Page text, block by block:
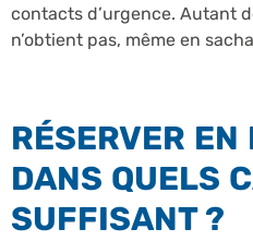
contacts d’urgence. Autant
n’obtient pas, même en
RÉSERVER EN
DANS QUELS
SUFFISANT ?